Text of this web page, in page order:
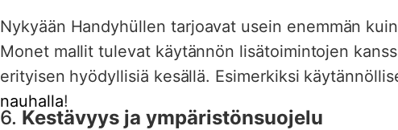
Nykyään Handyhüllen tarjoavat usein enemmän
Monet mallit tulevat käytännön lisätoimintojen
erityisen hyödyllisiä kesällä. Esimerkiksi
nauhalla!
6. Kestävyys ja ympäristönsuojelu